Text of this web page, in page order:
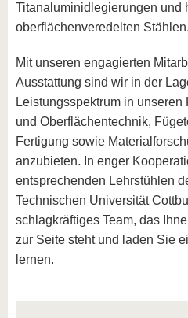
Titanaluminidlegierungen und
oberflächenveredelten Stählen.
Mit unseren engagierten
Ausstattung sind wir in der
Leistungsspektrum in
und Oberflächentechnik,
Fertigung sowie
anzubieten. In enger
entsprechenden Lehrstühlen
Technischen Universität
schlagkräftiges Team, das
zur Seite steht und laden Sie
lernen.